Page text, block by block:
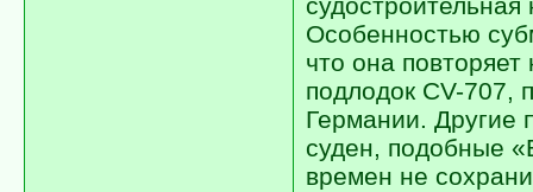
судостроительная
Особенностью
что она повторяет
подлодок CV-707,
Германии. Другие
суден, подобные
времен не